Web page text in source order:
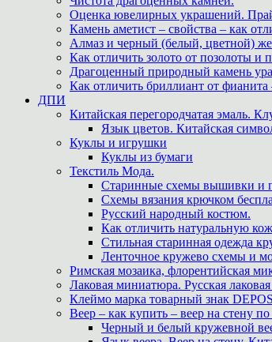
Оценка ювелирных украшений.
Камень аметист – свойства – как
Алмаз и черный (белый, цветной)
Как отличить золото от позолоты и
Драгоценный природный камень
Как отличить бриллиант от фианита
ДПИ
Китайская перегородчатая эмаль.
Язык цветов. Китайская
Куклы и игрушки
Куклы из бумаги
Текстиль Мода.
Старинные схемы вышивки и
Схемы вязания крючком
Русский народный костюм.
Как отличить натуральную
Стильная старинная одежда
Ленточное кружево схемы и
Римская мозаика, флорентийская
Лаковая миниатюра. Русская
Клеймо марка товарный знак
Веер – как купить – веер на стену
Черный и белый кружевной